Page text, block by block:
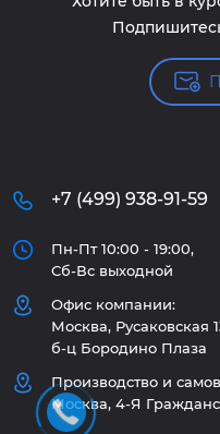
+7 (499) 938-91-59
Пн-Пт 10:00 - 19:00,
Сб-Вс выходной
Офис компании:
Москва, Русаковская
б-ц Бородино Плаза
Производство и
Москва, 4-Я